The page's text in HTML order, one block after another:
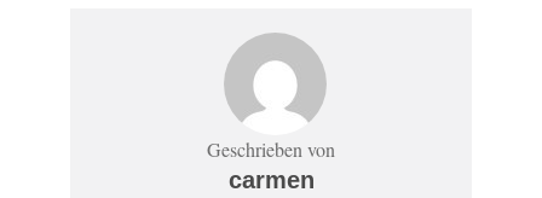
Geschrieben von
carmen